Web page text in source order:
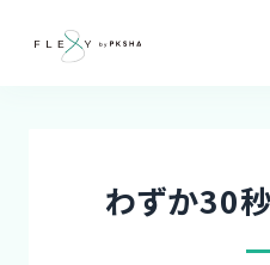
わずか30